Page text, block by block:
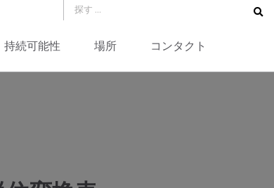
持続可能性 場所 コンタクト